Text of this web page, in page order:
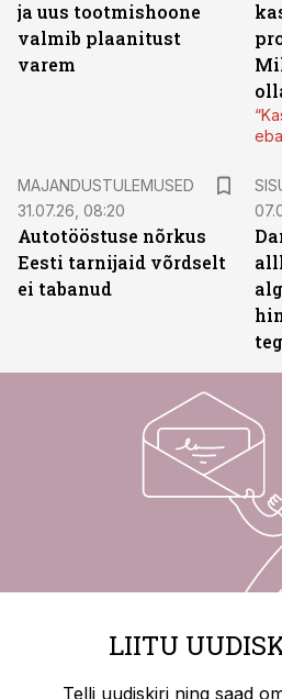
ja uus tootmishoone
valmib plaanitust
varem
MAJANDUSTULEMUSED
31.07.26, 08:20
Autotööstuse nõrkus
Eesti tarnijaid võrdselt
ei tabanud
LIITU
Telli uudiskiri ning saad